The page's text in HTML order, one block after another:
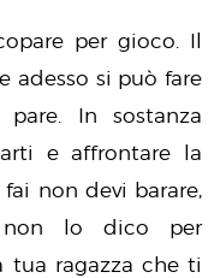
per gioco. Il
adesso si può fare
In sostanza
e affrontare la
non devi barare,
non lo dico per
tua ragazza che ti